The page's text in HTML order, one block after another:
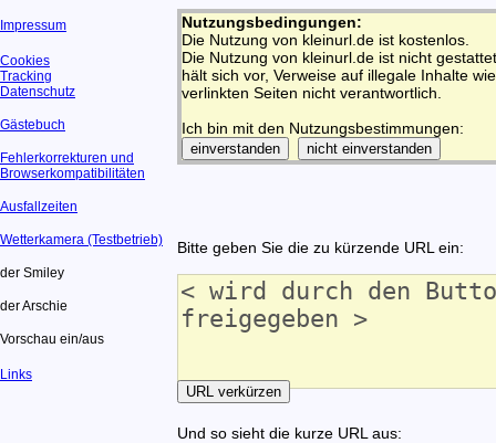
Nutzungsbedingungen:
Die Nutzung von kleinurl.de ist kostenlos.
Die Nutzung von kleinurl.de ist nicht
hält sich vor, Verweise auf illegale Inhalte
verlinkten Seiten nicht verantwortlich.
Ich bin mit den Nutzungsbestimmungen:
Bitte geben Sie die zu kürzende URL ein:
Und so sieht die kurze URL aus:
Impressum
Cookies
Tracking
Datenschutz
Gästebuch
Fehlerkorrekturen und
Browserkompatibilitäten
Ausfallzeiten
Wetterkamera (Testbetrieb)
der Smiley
der Arschie
Vorschau ein/aus
Links